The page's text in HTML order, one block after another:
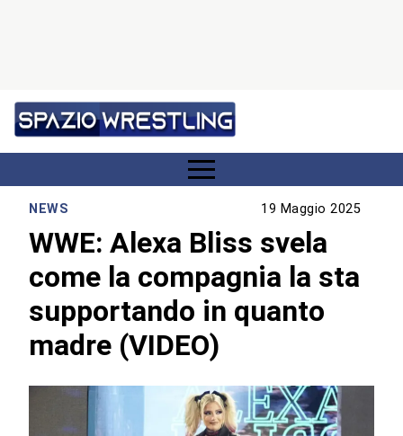
NEWS 19 Maggio 2025
WWE: Alexa Bliss svela
come la compagnia la sta
supportando in quanto
madre (VIDEO)